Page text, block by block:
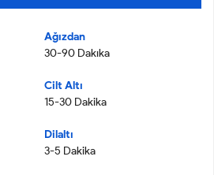
Ağızdan
30-90 Dakıka
Cilt Altı
15-30 Dakika
Dilaltı
3-5 Dakika